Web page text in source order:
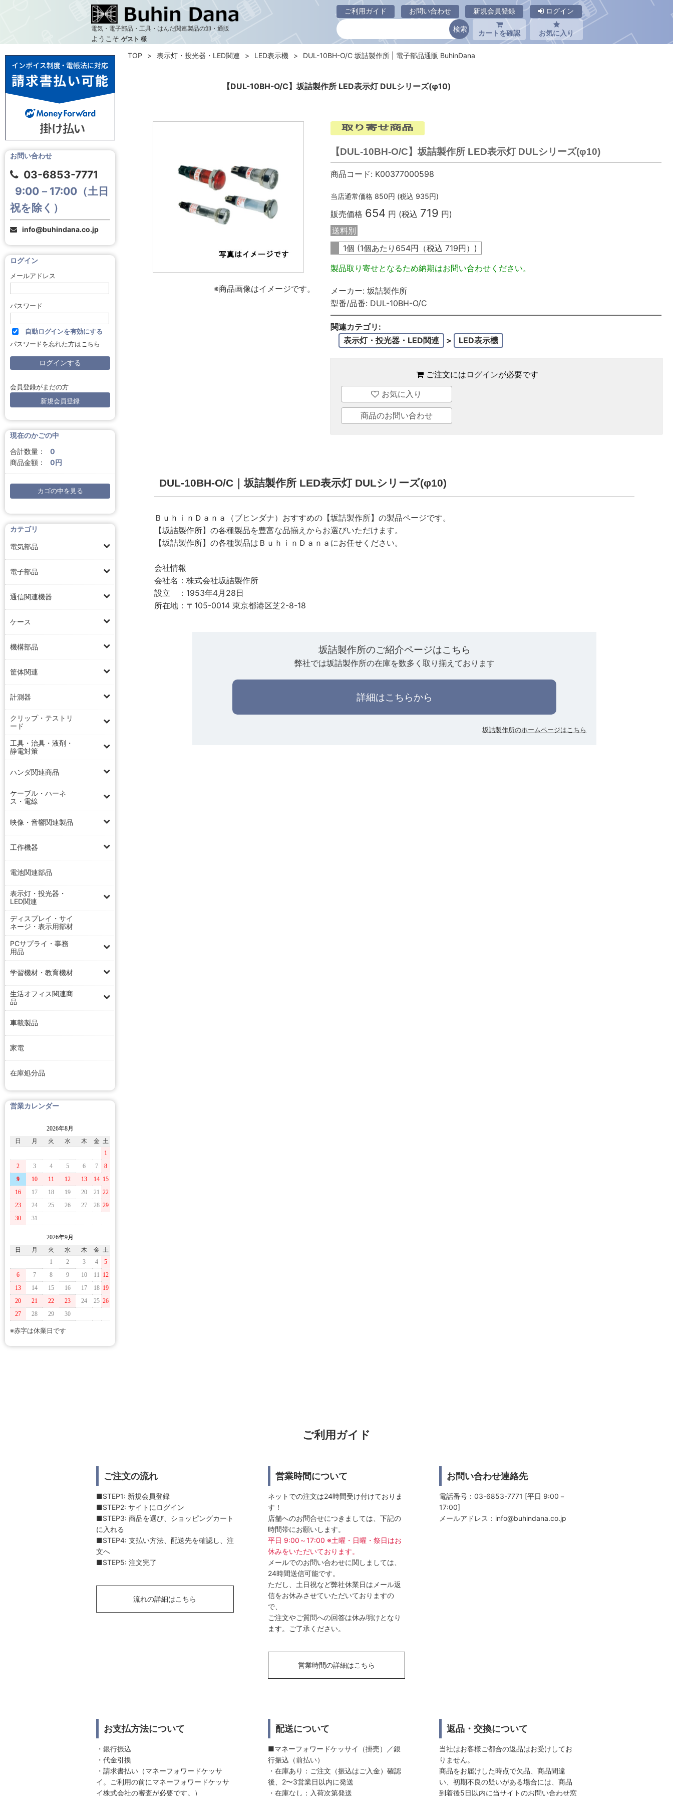
電気・電子部品・工具・はんだ関連製品の卸・通販
ようこそ ゲスト 様
ご利用ガイド お問い合わせ 新規会員登録 ログイン
カートを確認 お気に入り
【DUL-10BH-O/C】坂詰製作所 LED表示灯 DULシリーズ(φ10)
お問い合わせ
03-6853-7771
9:00－17:00（土日
祝を除く）
info@buhindana.co.jp
ログイン
メールアドレス
パスワード
自動ログインを有効にする
パスワードを忘れた方はこちら
会員登録がまだの方
新規会員登録
現在のかごの中
合計数量：
0
商品金額：
0円
カゴの中を見る
カテゴリ
電気部品
電子部品
通信関連機器
ケース
機構部品
筐体関連
計測器
クリップ・テストリ
ード
工具・治具・液剤・
静電対策
ハンダ関連商品
ケーブル・ハーネ
ス・電線
映像・音響関連製品
工作機器
電池関連部品
表示灯・投光器・
LED関連
ディスプレイ・サイ
ネージ・表示用部材
PCサプライ・事務
用品
学習機材・教育機材
生活オフィス関連商
品
車載製品
家電
在庫処分品
営業カレンダー
2026年8月
日
月 火 水 木 金 土
1
2
3 4 5 6 7
8
9
10 11 12 13 14 15
16
17 18 19 20 21 22
23
24 25 26 27 28 29
30
31
2026年9月
日
月 火 水 木 金 土
1
2 3 4
5
6
7 8 9 10 11 12
13
14 15 16 17 18 19
20
21 22 23 24 25 26
27
28 29 30
※赤字は休業日です
TOP 表示灯・投光器・LED関連 LED表示機 DUL-10BH-O/C 坂詰製作所 | 電子部品通販 BuhinDana
※商品画像はイメージです。
【DUL-10BH-O/C】坂詰製作所 LED表示灯 DULシリーズ(φ10)
商品コード: K00377000598
当店通常価格 850円 (税込 935円)
販売価格 654 円 (税込 719 円)
送料別
1個 (1個あたり 654円（税込 719円）)
製品取り寄せとなるため納期はお問い合わせください。
メーカー: 坂詰製作所
型番/品番: DUL-10BH-O/C
関連カテゴリ:
表示灯・投光器・LED関連
> LED表示機
ご注文には ログインが必要です
お気に入り
商品のお問い合わせ
DUL-10BH-O/C｜坂詰製作所 LED表示灯 DULシリーズ(φ10)
ＢｕｈｉｎＤａｎａ（ブヒンダナ）おすすめの【坂詰製作所】の製品ページです。
【坂詰製作所】の各種製品を豊富な品揃えからお選びいただけます。
【坂詰製作所】の各種製品はＢｕｈｉｎＤａｎａにお任せください。
会社情報
会社名：株式会社坂詰製作所
設立 ：1953年4月28日
所在地：〒105-0014 東京都港区芝2-8-18
坂詰製作所のご紹介ページはこちら
弊社では坂詰製作所の在庫を数多く取り揃えております
詳細はこちらから
坂詰製作所のホームページはこちら
ご利用ガイド
ご注文の流れ
■STEP1: 新規会員登録
■STEP2: サイトにログイン
■STEP3: 商品を選び、ショッピングカート
に入れる
■STEP4: 支払い方法、配送先を確認し、注
文へ
■STEP5: 注文完了
流れの詳細はこちら
営業時間について
ネットでの注文は24時間受け付けておりま
す！
店舗へのお問合せにつきましては、下記の
時間帯にお願いします。
平日 9:00～17:00 ※土曜・日曜・祭日はお
休みをいただいております。
メールでのお問い合わせに関しましては、
24時間送信可能です。
ただし、土日祝など弊社休業日はメール返
信をお休みさせていただいておりますの
で、
ご注文やご質問への回答は休み明けとなり
ます。ご了承ください。
営業時間の詳細はこちら
お問い合わせ連絡先
電話番号：03-6853-7771 [平日 9:00－
17:00]
メールアドレス： info@buhindana.co.jp
お支払方法について
・銀行振込
・代金引換
・請求書払い（マネーフォワードケッサ
イ。ご利用の前にマネーフォワードケッサ
イ株式会社の審査が必要です。）
配送について
■マネーフォワードケッサイ（掛売）／銀
行振込（前払い）
・在庫あり：ご注文（振込はご入金）確認
後、2〜3営業日以内に発送
・在庫なし：入荷次第発送
返品・交換について
当社はお客様ご都合の返品はお受けしてお
りません。
商品をお届けした時点で欠品、商品間違
い、初期不良の疑いがある場合には、商品
到着後5日以内に当サイトのお問い合わせ窓